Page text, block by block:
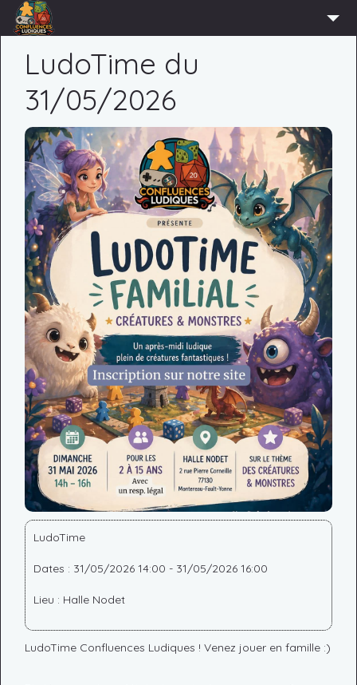
ADHÉRER
AGENDA
ACTUS
LUDOTHÈQUE
PARTENAIRES
PRESSE
CONTACT
CONNEXION
LudoTime du
31/05/2026
LudoTime
Dates : 31/05/2026 14:00 - 31/05/2026 16:00
Lieu : Halle Nodet
LudoTime Confluences Ludiques ! Venez jouer en famille :)